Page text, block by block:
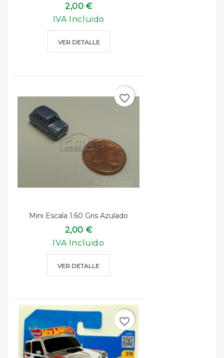
2,00 €
IVA Incluido
VER DETALLE
Mini Escala 1:60 Gris Azulado
2,00 €
IVA Incluido
VER DETALLE
favorite_border
favorite_border